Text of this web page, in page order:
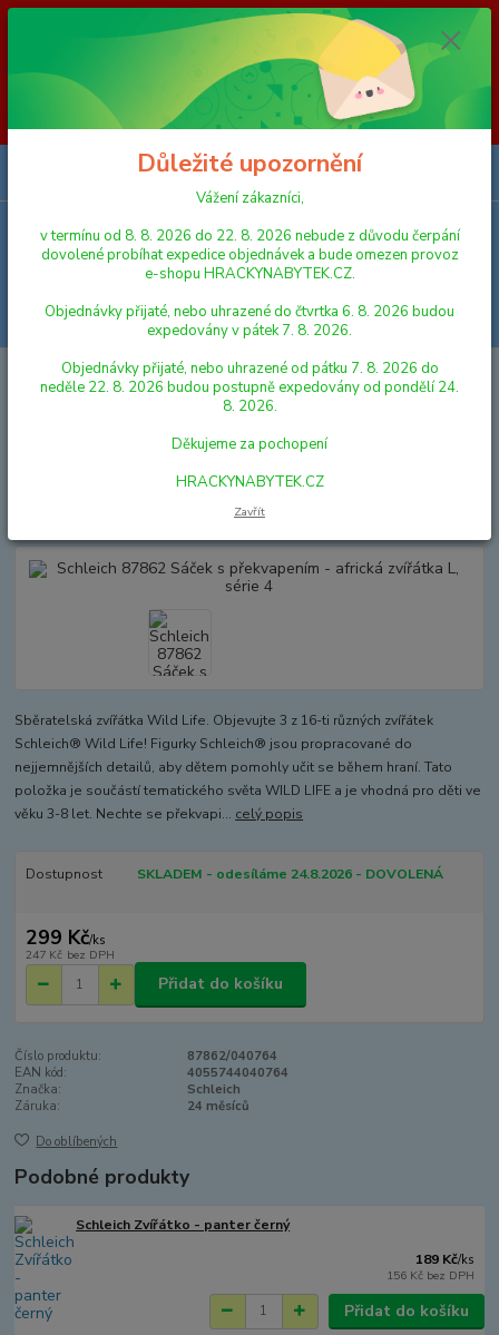
Vážení zákazníci, v termínu od 8. 8. 2026 do 23. 8. 2026 nebude z
důvodu čerpání dovolené probíhat expedice objednávek a bude omezen
provoz e-shopu HRACKYNABYTEK.CZ. Objednávky přijaté, nebo
uhrazené do čtvrtka 6. 8. 2026 budou expedovány v pátek 7. 8. 2026.
Objednávky přijaté, nebo uhrazené od pátku 7. 8. 2026 do neděle 23. 8.
2026 budou postupně expedovány od pondělí 24. 8. 2026. Děkujeme za
pochopení HRACKYNABYTEK.CZ
Menu
Hledat
FIGURKY A ZVÍŘÁTKA
Schleich 87862 Sáček s překvapením -
africká zvířátka L, série 4
Schleich 87862 Sáček s
překvapením - africká zvířátka L,
Sběratelská zvířátka Wild Life. Objevujte 3 z 16-ti různých zvířátek
Schleich® Wild Life! Figurky Schleich® jsou propracované do
nejjemnějších detailů, aby dětem pomohly učit se během hraní. Tato
položka je součástí tematického světa WILD LIFE a je vhodná pro děti ve
věku 3-8 let. Nechte se překvapi... celý popis
Dostupnost SKLADEM - odesíláme 24.8.2026 - DOVOLENÁ
299 Kč/ks
247 Kč bez DPH
Přidat do košíku
Číslo produktu:
87862/040764
EAN kód:
4055744040764
Značka:
Schleich
Záruka:
24 měsíců
Do oblíbených
Podobné produkty
Schleich Zvířátko - panter černý
189 Kč/ks
156 Kč bez DPH
Přidat do košíku
Důležité upozornění
Vážení zákazníci,
v termínu od 8. 8. 2026 do 22. 8. 2026 nebude z důvodu čerpání
dovolené probíhat expedice objednávek a bude omezen provoz
e-shopu HRACKYNABYTEK.CZ.
Objednávky přijaté, nebo uhrazené do čtvrtka 6. 8. 2026 budou
expedovány v pátek 7. 8. 2026.
Objednávky přijaté, nebo uhrazené od pátku 7. 8. 2026 do
neděle 22. 8. 2026 budou postupně expedovány od pondělí 24.
8. 2026.
Děkujeme za pochopení
HRACKYNABYTEK.CZ
Zavřít